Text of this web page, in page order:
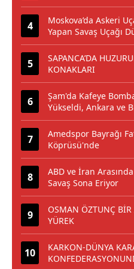
Moskova’da Askeri
Yapan Savaş Uçağı
SAPANCA’DA
KONAKLARI
Şam'da Kafeye
Yükseldi, Ankara ve
Amedspor Bayrağı
Köprüsü'nde
ABD ve İran
Savaş Sona Eriyor
OSMAN ÖZTUNÇ
YÜREK
KARKON-DÜNYA